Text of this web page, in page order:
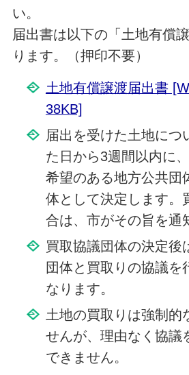
い。
届出書は以下の「土地有償
ります。（押印不要）
土地有償譲渡届出書
38KB]
届出を受けた土地につ
た日から3週間以内に
希望のある地方公共団
体として決定します。
合は、市がその旨を通
買取協議団体の決定後
団体と買取りの協議を
なります。
土地の買取りは強制的
せんが、理由なく協議
できません。